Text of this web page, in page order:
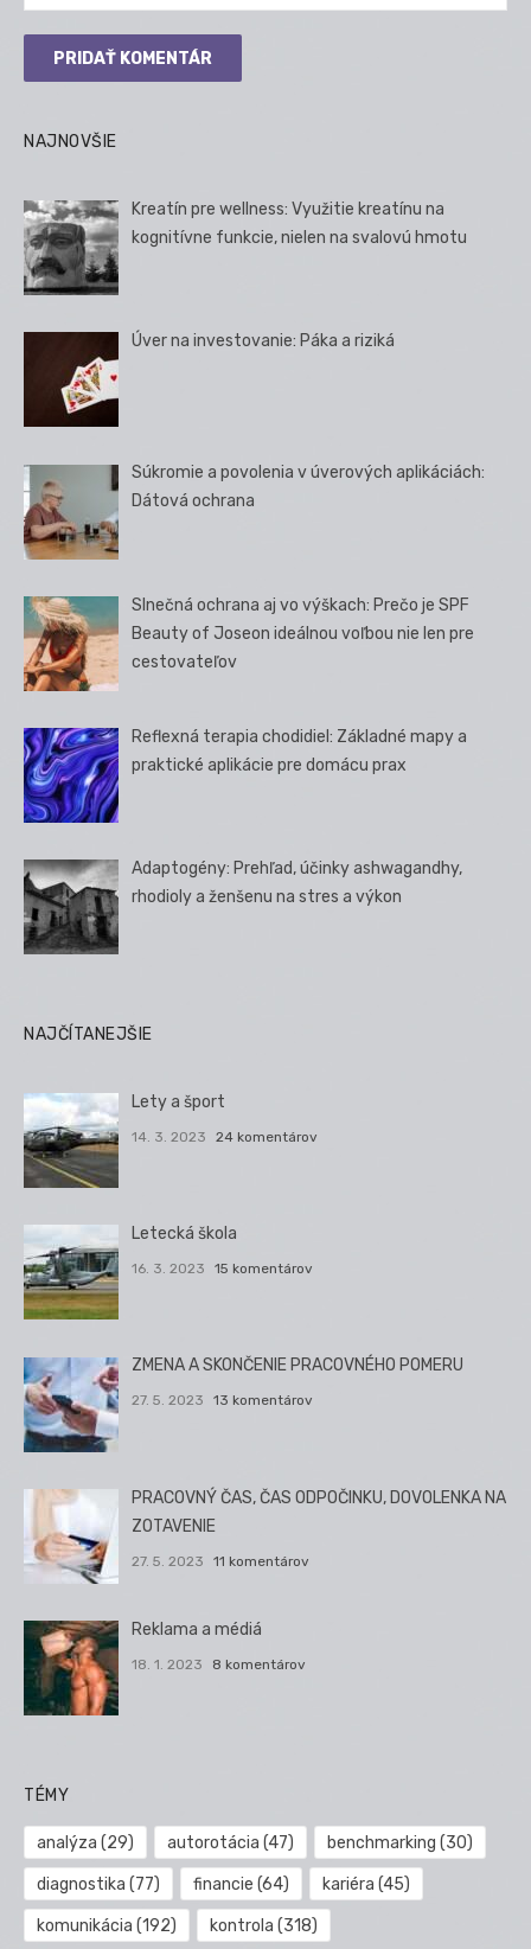
NAJNOVŠIE
Kreatín pre wellness: Využitie kreatínu na
kognitívne funkcie, nielen na svalovú hmotu
Úver na investovanie: Páka a riziká
Súkromie a povolenia v úverových aplikáciách:
Dátová ochrana
Slnečná ochrana aj vo výškach: Prečo je SPF
Beauty of Joseon ideálnou voľbou nie len pre
cestovateľov
Reflexná terapia chodidiel: Základné mapy a
praktické aplikácie pre domácu prax
Adaptogény: Prehľad, účinky ashwagandhy,
rhodioly a ženšenu na stres a výkon
NAJČÍTANEJŠIE
Lety a šport
14. 3. 2023 24 komentárov
Letecká škola
16. 3. 2023 15 komentárov
ZMENA A SKONČENIE PRACOVNÉHO POMERU
27. 5. 2023 13 komentárov
PRACOVNÝ ČAS, ČAS ODPOČINKU, DOVOLENKA NA
ZOTAVENIE
27. 5. 2023 11 komentárov
Reklama a médiá
18. 1. 2023 8 komentárov
TÉMY
analýza (29) autorotácia (47) benchmarking (30)
diagnostika (77) financie (64) kariéra (45)
komunikácia (192) kontrola (318)